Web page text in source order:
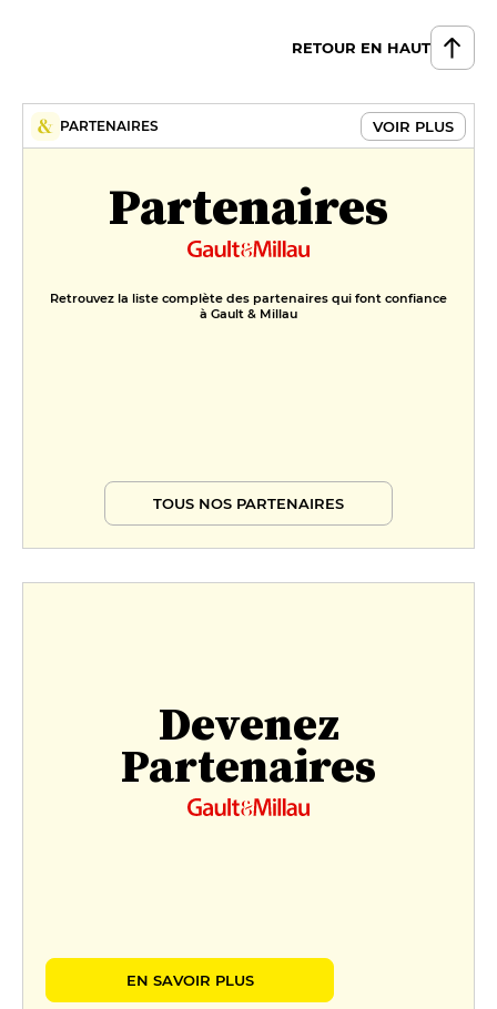
RETOUR EN HAUT
PARTENAIRES VOIR PLUS
Partenaires
Retrouvez la liste complète des partenaires qui font confiance
à Gault & Millau
TOUS NOS PARTENAIRES
Devenez
Partenaires
EN SAVOIR PLUS